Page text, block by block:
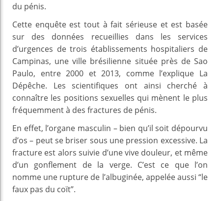
du pénis.
Cette enquête est tout à fait sérieuse et est basée
sur des données recueillies dans les services
d’urgences de trois établissements hospitaliers de
Campinas, une ville brésilienne située près de Sao
Paulo, entre 2000 et 2013, comme l’explique La
Dépêche. Les scientifiques ont ainsi cherché à
connaître les positions sexuelles qui mènent le plus
fréquemment à des fractures de pénis.
En effet, l’organe masculin – bien qu’il soit dépourvu
d’os – peut se briser sous une pression excessive. La
fracture est alors suivie d’une vive douleur, et même
d’un gonflement de la verge. C’est ce que l’on
nomme une rupture de l’albuginée, appelée aussi “le
faux pas du coït”.